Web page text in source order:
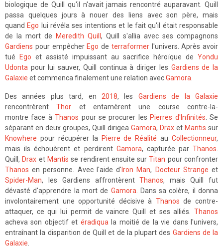
biologique de Quill qu'il n'avait jamais rencontré auparavant. Quill
passa quelques jours à nouer des liens avec son père, mais
quand Ego lui révéla ses intentions et le fait qu'il était responsable
de la mort de
Meredith Quill , Quill s'allia avec ses compagnons
Gardiens pour empêcher Ego de terraformerl'univers. Après avoir
tué
Ego et assisté impuissant au sacrifice héroïque de Yondu
Udonta pour lui sauver, Quill continua à diriger les Gardiens de la
Galaxie et commenca finalement une relation avecGamora
Des années plus tard, en 2018, les Gardiens de la Galaxie
rencontrèrentThor et entamèrent une course contre-la-
montre face àThanos pour se procurer les Pierres d'Infinités . Se
séparant en deux groupes, Quill dirigea Gamora, Drax et Mantis sur
Knowhere pour récupérer la Pierre de Réalité au Collectionneur,
mais ils échouèrent et perdirent Gamora, capturée par Thanos
Quill, Drax et Mantis se rendirent ensuite surTitan pour confronter
Thanos en personne. Avec l'aide d' Iron Man, Docteur Strange et
Spider-Man, les Gardiens affrontèrentThanos, mais Quill fut
dévasté d'apprendre la mort de Gamora . Dans sa colère, il donna
involontairement une opportunité décisive à Thanos de contre-
attaquer, ce qui lui permit de vaincre Quill et ses alliés. Thanos
acheva son objectif et éradiqua la moitié de la vie dans l'univers,
entraînant la disparition de Quill et de la plupart des Gardiens de la
Galaxie